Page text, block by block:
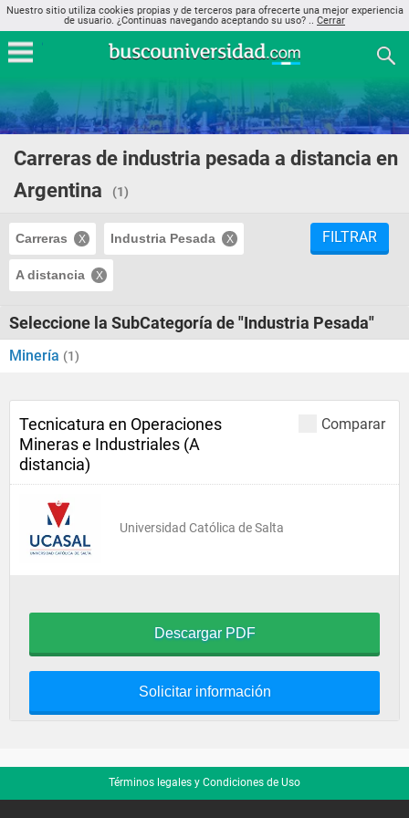
Nuestro sitio utiliza cookies propias y de terceros para ofrecerte una mejor experiencia
de usuario. ¿Continuas navegando aceptando su uso? .. Cerrar
Carreras de industria pesada a distancia en
Argentina
(1)
Carreras Industria Pesada
A distancia
FILTRAR
Seleccione la SubCategoría de "Industria Pesada"
Minería (1)
Comparar
Tecnicatura en Operaciones
Mineras e Industriales (A
distancia)
Universidad Católica de Salta
Descargar PDF
Solicitar información
Términos legales y Condiciones de Uso